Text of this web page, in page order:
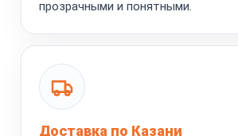
прозрачными и понятными.
Доставка по Казани